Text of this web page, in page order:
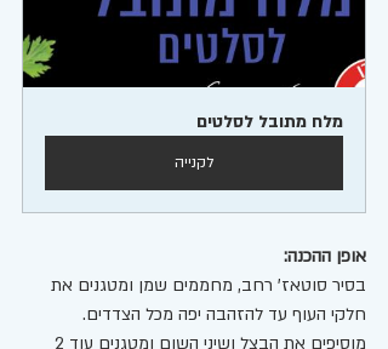
מלח מתובל לסלטים
לקנייה
אופן ההכנה:
בסיר סוטאז' רחב, מחממים שמן ומטגנים את
חלקי העוף עד להזהבה יפה מכל הצדדים.